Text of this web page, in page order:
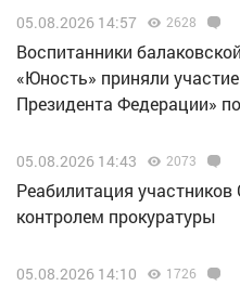
05.08.2026 14:57 2628
Воспитанники
«Юность» приняли
Президента Федерации»
05.08.2026 14:43 2073
Реабилитация
контролем прокуратуры
05.08.2026 14:10 1726